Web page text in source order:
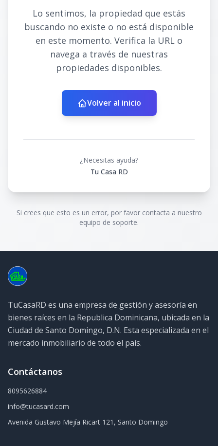
Lo sentimos, la propiedad que estás
buscando no existe o no está disponible
en este momento. Verifica la URL o
navega a través de nuestras
propiedades disponibles.
Volver al inicio
¿Necesitas ayuda?
Tu Casa RD
Si crees que esto es un error, por favor contacta a nuestro
equipo de soporte.
TuCasaRD es una empresa de gestión y asesoría en
bienes raíces en la Republica Dominicana, ubicada en la
Ciudad de Santo Domingo, D.N. Esta especializada en el
mercado inmobiliario de todo el país.
Contáctanos
8095626884
info@tucasard.com
Avenida Gustavo Mejía Ricart 121, Santo Domingo